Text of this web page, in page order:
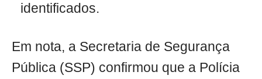
identificados.
Em nota, a Secretaria de Segurança
Pública (SSP) confirmou que a Polícia